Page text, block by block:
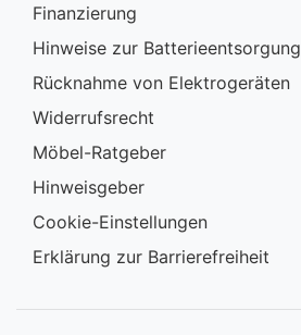
Finanzierung
Hinweise zur Batterieentsorgung
Rücknahme von Elektrogeräten
Widerrufsrecht
Möbel-Ratgeber
Hinweisgeber
Cookie-Einstellungen
Erklärung zur Barrierefreiheit